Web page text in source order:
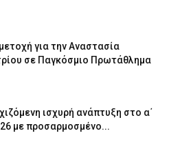
για την Αναστασία
σε Παγκόσμιο Πρωτάθλημα
ισχυρή ανάπτυξη στο α΄
με προσαρμοσμένο...